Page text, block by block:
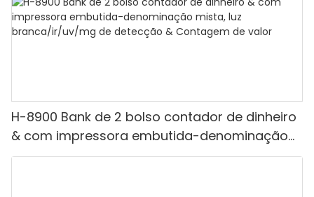
H-8900 Bank de 2 bolso contador de dinheiro
& com impressora embutida-denominação
mista, luz branca/ir/uv/mg de detecção &